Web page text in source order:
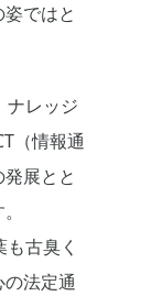
ではと
ナレッジ
（情報通
展とと
古臭く
法定通